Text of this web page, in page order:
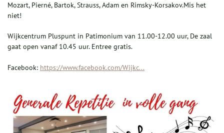
Mozart, Pierné, Bartok, Strauss, Adam en Rimsky-Korsakov.Mis het
niet!
Wijkcentrum Pluspunt in Patimonium van 11.00-12.00 uur, De zaal
gaat open vanaf 10.45 uur. Entree gratis.
Facebook: https://www.facebook.com/Wijkc...